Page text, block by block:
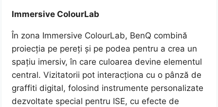
Immersive ColourLab
În zona Immersive ColourLab, BenQ combină
proiecția pe pereți și pe podea pentru a crea un
spațiu imersiv, în care culoarea devine elementul
central. Vizitatorii pot interacționa cu o pânză de
graffiti digital, folosind instrumente personalizate
dezvoltate special pentru ISE, cu efecte de